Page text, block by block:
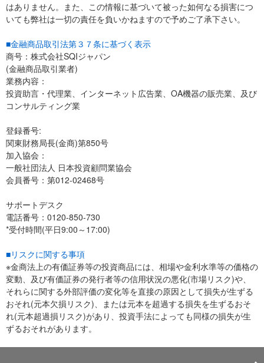
はありません。また、この情報に基づいて被った如何なる損害につ
いても弊社は一切の責任を負いかねますので予めご了承下さい。
■金融商品取引法第３７条に基づく表示
商号：株式会社SQIジャパン
(金融商品取引業者)
業務内容：
投資助言・代理業、インターネット広告業、OA機器の販売業、及び
コンサルティング業
登録番号:
関東財務局長(金商)第850号
加入協会：
一般社団法人 日本投資顧問業協会
会員番号：第012-02468号
サポートデスク
電話番号：0120-850-730
*受付時間(平日9:00～17:00)
■リスクに関する事項
※金商法上の有価証券等の投資商品には、相場や金利水準等の価格の
変動、及び有価証券の発行者等の信用状況の悪化(市場リスク)や、
それらに関する外部評価の変化等を直接の原因として損失が生ずる
おそれ(元本欠損リスク)、または元本を超過する損失を生ずるおそ
れ(元本超過損リスク)があり、投資手法によっても同様の損失が生
ずるおそれがあります。